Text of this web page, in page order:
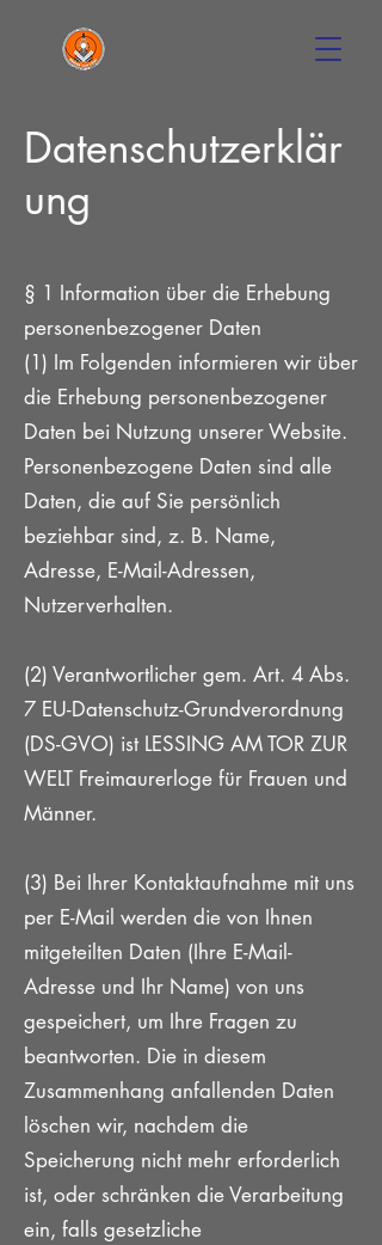
Datenschutzerklär
ung
§ 1 Information über die Erhebung
personenbezogener Daten
(1) Im Folgenden informieren wir über
die Erhebung personenbezogener
Daten bei Nutzung unserer Website.
Personenbezogene Daten sind alle
Daten, die auf Sie persönlich
beziehbar sind, z. B. Name,
Adresse, E-Mail-Adressen,
Nutzerverhalten.
(2) Verantwortlicher gem. Art. 4 Abs.
7 EU-Datenschutz-Grundverordnung
(DS-GVO) ist LESSING AM TOR ZUR
WELT Freimaurerloge für Frauen und
Männer.
(3) Bei Ihrer Kontaktaufnahme mit uns
per E-Mail werden die von Ihnen
mitgeteilten Daten (Ihre E-Mail-
Adresse und Ihr Name) von uns
gespeichert, um Ihre Fragen zu
beantworten. Die in diesem
Zusammenhang anfallenden Daten
löschen wir, nachdem die
Speicherung nicht mehr erforderlich
ist, oder schränken die Verarbeitung
ein, falls gesetzliche